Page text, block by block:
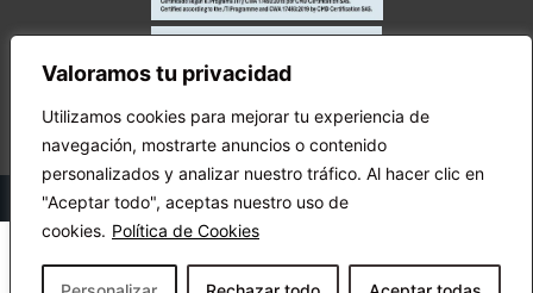
Valoramos tu privacidad
Utilizamos cookies para mejorar tu experiencia de
navegación, mostrarte anuncios o contenido
personalizados y analizar nuestro tráfico. Al hacer clic en
"Aceptar todo", aceptas nuestro uso de
cookies. Política de Cookies
© Copyright Ecuador Chequea 2025.